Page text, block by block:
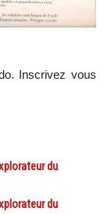
Inscrivez vous
du
du